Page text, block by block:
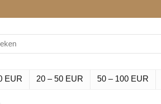
EUR 20 – 50 EUR 50 – 100 EUR